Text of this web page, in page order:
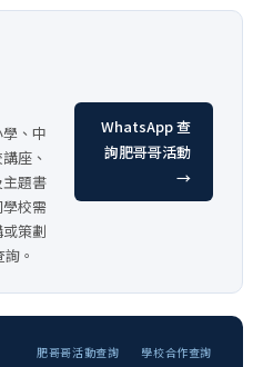
、中
座、
題書
校需
策劃
。
WhatsApp 查
詢肥哥哥活動
→
肥哥哥活動查詢 學校合作查詢